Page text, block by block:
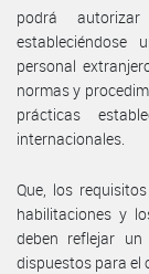
podrá
estableciéndose
personal
normas y
prácticas
internacionales.
Que, los
habilitaciones y
deben reflejar
dispuestos para el